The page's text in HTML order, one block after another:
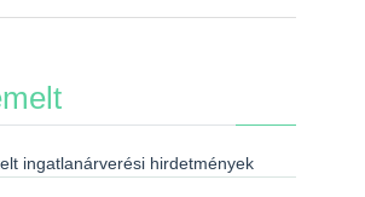
ingatlanárverési hirdetmények